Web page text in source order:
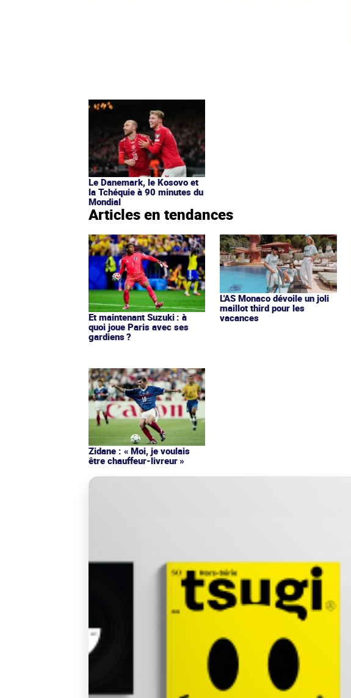
Le Danemark, le Kosovo et
la Tchéquie à 90 minutes du
Mondial
Articles en tendances
Et maintenant Suzuki : à
quoi joue Paris avec ses
gardiens ?
L'AS Monaco dévoile un joli
maillot third pour les
vacances
Zidane : « Moi, je voulais
être chauffeur-livreur »